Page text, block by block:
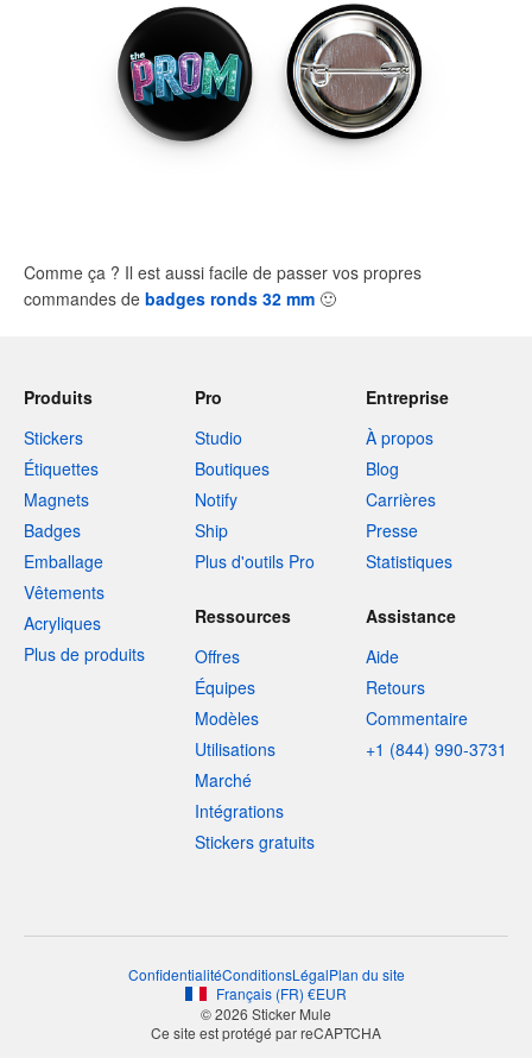
Comme ça ? Il est aussi facile de passer vos propres
commandes de badges ronds 32 mm 🙂
Produits
Stickers
Étiquettes
Magnets
Badges
Emballage
Vêtements
Acryliques
Plus de produits
Pro
Studio
Boutiques
Notify
Ship
Plus d'outils Pro
Entreprise
À propos
Blog
Carrières
Presse
Statistiques
Ressources
Offres
Équipes
Modèles
Utilisations
Marché
Intégrations
Stickers gratuits
Assistance
Aide
Retours
Commentaire
+1 (844) 990-3731
ConfidentialitéConditionsLégalPlan du site
Français (FR) €EUR
© 2026 Sticker Mule
Ce site est protégé par reCAPTCHA